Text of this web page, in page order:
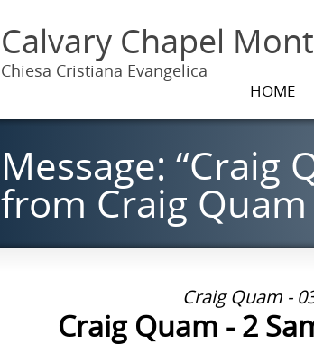
Calvary Chapel
Chiesa Cristiana Evangelica
HOME
Message: “Craig
from Craig Quam
Craig Quam -
Craig Quam - 2